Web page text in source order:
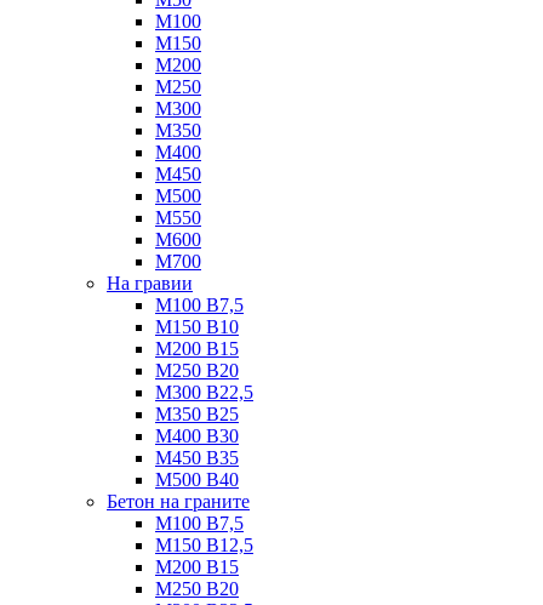
М100
М150
М200
М250
М300
М350
М400
М450
М500
М550
М600
М700
На гравии
М100 B7,5
М150 B10
М200 B15
М250 B20
М300 B22,5
М350 B25
М400 B30
М450 B35
М500 B40
Бетон на граните
М100 B7,5
М150 B12,5
М200 B15
М250 B20